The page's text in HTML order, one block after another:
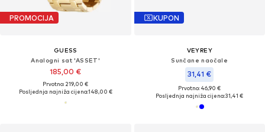
PROMOCIJA
GUESS
Analogni sat 'ASSET'
185,00 €
Prvotno: 219,00 €
Posljednja najniža cijena:148,00 €
KUPON
VEYREY
Sunčane naočale
31,41 €
Prvotno: 46,90 €
Posljednja najniža cijena:31,41 €